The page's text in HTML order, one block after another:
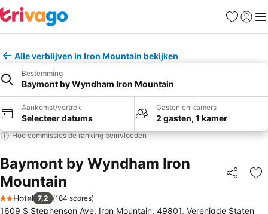
Favorieten
Alle verblijven in Iron Mountain bekijken
Bestemming
Baymont by Wyndham Iron Mountain
Aankomst/vertrek
Selecteer datums
Gasten en kamers
2 gasten, 1 kamer
Hoe commissies de ranking beïnvloeden
Baymont by Wyndham Iron
Mountain
Delen
2 Sterren
Hotel 7,2 (184 scores)
1609 S Stephenson Ave, Iron Mountain, 49801, Verenigde Staten